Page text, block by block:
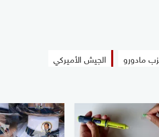
مادورو الجيش الأميركي